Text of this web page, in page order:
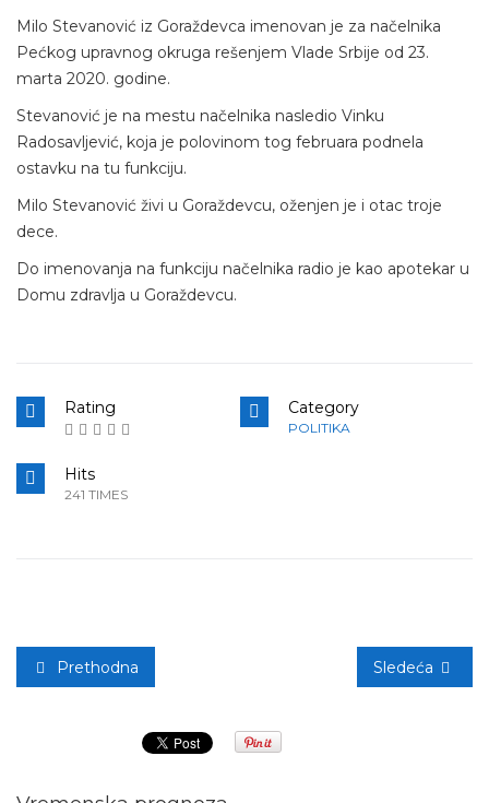
Milo Stevanović iz Goraždevca imenovan je za načelnika
Pećkog upravnog okruga rešenjem Vlade Srbije od 23.
marta 2020. godine.
Stevanović je na mestu načelnika nasledio Vinku
Radosavljević, koja je polovinom tog februara podnela
ostavku na tu funkciju.
Milo Stevanović živi u Goraždevcu, oženjen je i otac troje
dece.
Do imenovanja na funkciju načelnika radio je kao apotekar u
Domu zdravlja u Goraždevcu.
Rating Category
POLITIKA
Hits
241 TIMES
Prethodna Sledeća